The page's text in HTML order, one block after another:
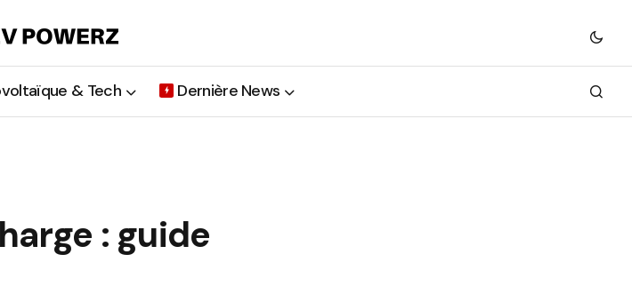
& Tech Dernière News
: guide